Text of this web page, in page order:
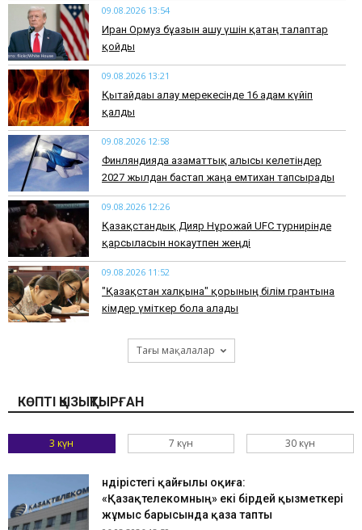
09.08.2026 13:54
Иран Ормуз бұғазын ашу үшін қатаң талаптар
қойды
09.08.2026 13:21
Қытайдағы алау мерекесінде 16 адам күйіп
қалды
09.08.2026 12:58
Финляндияда азаматтық алғысы келетіндер
2027 жылдан бастап жаңа емтихан тапсырады
09.08.2026 12:26
Қазақстандық Дияр Нұрғожай UFC турнирінде
қарсыласын нокаутпен жеңді
09.08.2026 11:52
"Қазақстан халқына" қорының білім грантына
кімдер үміткер бола алады
Тағы мақалалар
КӨПТІ ҚЫЗЫҚТЫРҒАН
3 күн 7 күн 30 күн
Өндірістегі қайғылы оқиға:
«Қазақтелекомның» екі бірдей қызметкері
жұмыс барысында қаза тапты